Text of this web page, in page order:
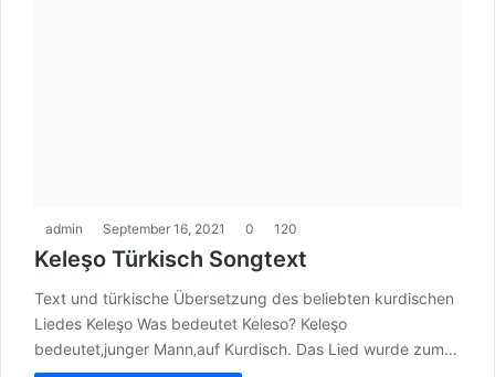
admin September 16, 2021 0 120
Keleşo Türkisch Songtext
Text und türkische Übersetzung des beliebten kurdischen
Liedes Keleşo Was bedeutet Keleso? Keleşo
bedeutet‚junger Mann‚auf Kurdisch. Das Lied wurde zum…